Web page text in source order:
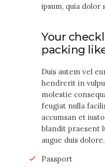
ipsum, quia dolor
Your
packing
Duis autem vel
hendrerit in
molestie
feugiat nulla
accumsan et
blandit praesent
augue duis dolore.
Passport